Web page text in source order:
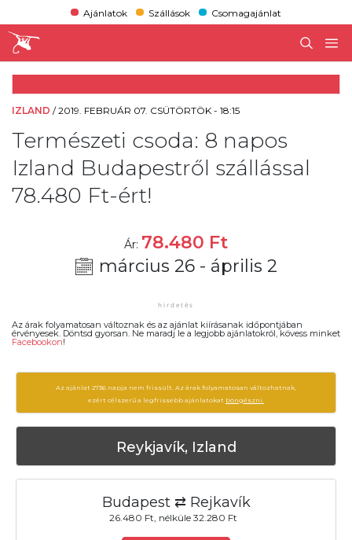
Ajánlatok Szállások Csomagajánlat
IZLAND /2019. FEBRUÁR 07. CSÜTÖRTÖK - 18:15
Természeti csoda: 8 napos
Izland Budapestről szállással
78.480 Ft-ért!
Ár: 78.480 Ft
március 26 - április 2
Az árak folyamatosan változnak és az ajánlat kiírásanak időpontjában
érvényesek. Döntsd gyorsan. Ne maradj le a legjobb ajánlatokról, kövess minket
Facebookon!
Az ajánlat 2736 napja nem frissült. Az árak folyamatosan változhatnak,
ezért célszerű a legfrissebb ajánlatokat böngészni.
Reykjavík, Izland
Budapest ⇄ Rejkavík
26.480 Ft, nélküle 32.280 Ft